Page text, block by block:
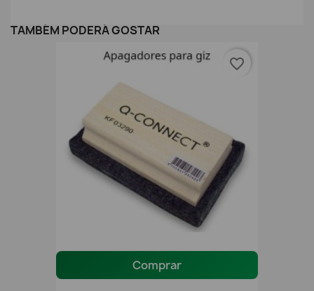
TAMBÉM PODERÁ GOSTAR
Comprar
favorite_border